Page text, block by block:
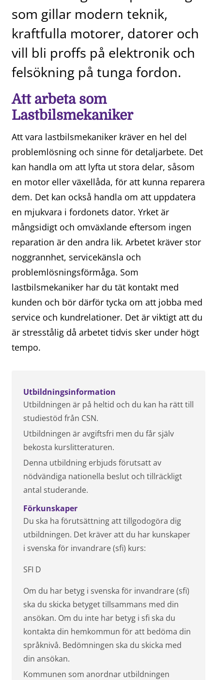
som gillar modern teknik,
kraftfulla motorer, datorer och
vill bli proffs på elektronik och
felsökning på tunga fordon.
Att arbeta som
Lastbilsmekaniker
Att vara lastbilsmekaniker kräver en hel del
problemlösning och sinne för detaljarbete. Det
kan handla om att lyfta ut stora delar, såsom
en motor eller växellåda, för att kunna reparera
dem. Det kan också handla om att uppdatera
en mjukvara i fordonets dator. Yrket är
mångsidigt och omväxlande eftersom ingen
reparation är den andra lik. Arbetet kräver stor
noggrannhet, servicekänsla och
problemlösningsförmåga. Som
lastbilsmekaniker har du tät kontakt med
kunden och bör därför tycka om att jobba med
service och kundrelationer. Det är viktigt att du
är stresstålig då arbetet tidvis sker under högt
tempo.
Utbildningsinformation
Utbildningen är på heltid och du kan ha rätt till
studiestöd från CSN.
Utbildningen är avgiftsfri men du får själv
bekosta kurslitteraturen.
Denna utbildning erbjuds förutsatt av
nödvändiga nationella beslut och tillräckligt
antal studerande.
Förkunskaper
Du ska ha förutsättning att tillgodogöra dig
utbildningen. Det kräver att du har kunskaper
i svenska för invandrare (sfi) kurs:
SFI D
Om du har betyg i svenska för invandrare (sfi)
ska du skicka betyget tillsammans med din
ansökan. Om du inte har betyg i sfi ska du
kontakta din hemkommun för att bedöma din
språknivå. Bedömningen ska du skicka med
din ansökan.
Kommunen som anordnar utbildningen